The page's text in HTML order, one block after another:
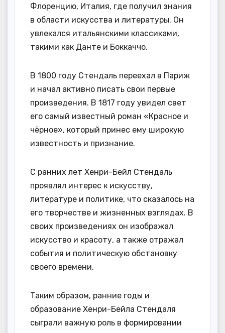
Флоренцию, Италия, где получил знания
в области искусства и литературы. Он
увлекался итальянскими классиками,
такими как Данте и Боккаччо.
В 1800 году Стендаль переехал в Париж
и начал активно писать свои первые
произведения. В 1817 году увидел свет
его самый известный роман «Красное и
чёрное», который принес ему широкую
известность и признание.
С ранних лет Хенри-Бейл Стендаль
проявлял интерес к искусству,
литературе и политике, что сказалось на
его творчестве и жизненных взглядах. В
своих произведениях он изображал
искусство и красоту, а также отражал
события и политическую обстановку
своего времени.
Таким образом, ранние годы и
образование Хенри-Бейла Стендаля
сыграли важную роль в формировании